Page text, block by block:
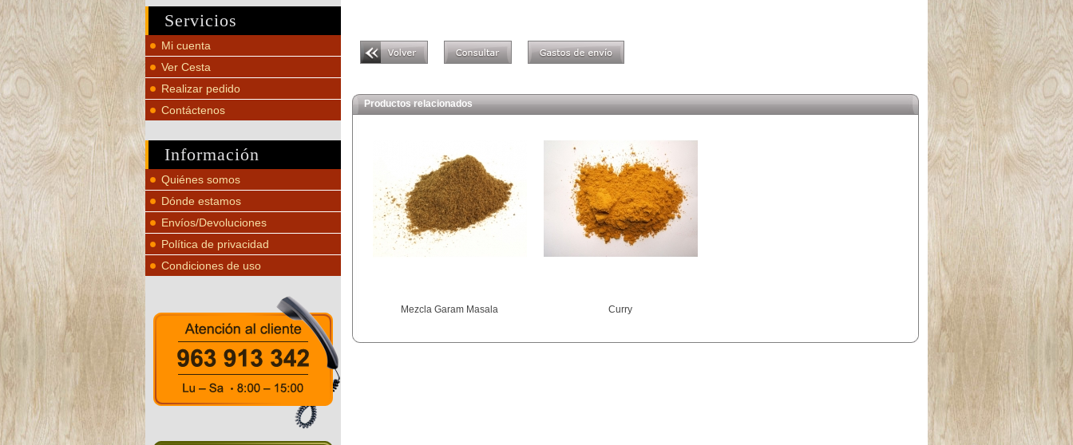
Servicios
Mi cuenta
Ver Cesta
Realizar pedido
Contáctenos
Información
Quiénes somos
Dónde estamos
Envíos/Devoluciones
Política de privacidad
Condiciones de uso
Productos relacionados
Mezcla Garam Masala Curry